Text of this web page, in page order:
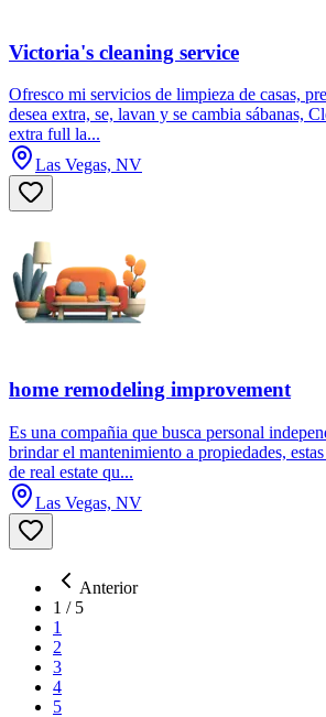
Victoria's cleaning service
Ofresco mi servicios de limpieza de casas,
desea extra, se, lavan y se cambia sábanas,
extra full la...
Las Vegas, NV
home remodeling improvement
Es una compañia que busca personal
brindar el mantenimiento a propiedades,
de real estate qu...
Las Vegas, NV
Anterior
1 / 5
1
2
3
4
5